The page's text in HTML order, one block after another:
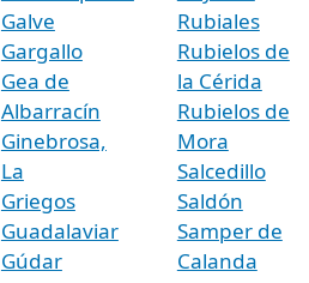
Galve
Gargallo
Gea de
Albarracín
Ginebrosa,
La
Griegos
Guadalaviar
Gúdar
Rubiales
Rubielos de
la Cérida
Rubielos de
Mora
Salcedillo
Saldón
Samper de
Calanda